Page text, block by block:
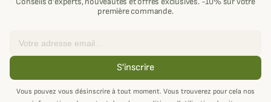
première commande.
S'inscrire
Vous pouvez vous désinscrire à tout moment. Vous trouverez pour cela nos